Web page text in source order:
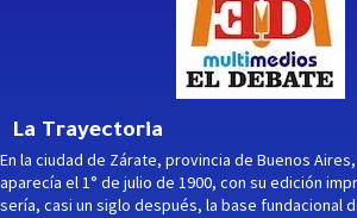
La Trayectoria
En la ciudad de Zárate, provincia de Buenos
aparecía el 1° de julio de 1900, con su edición
sería, casi un siglo después, la base fundacional